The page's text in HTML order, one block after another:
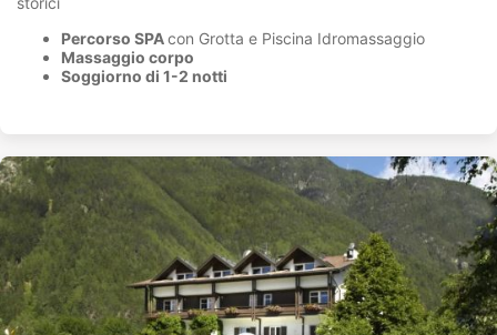
Percorso SPAcon Grotta e Piscina Idromassaggio
Massaggio corpo
Soggiorno di 1-2 notti